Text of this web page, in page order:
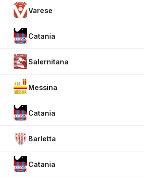
Varese
Catania
Salernitana
Messina
Catania
Barletta
Catania